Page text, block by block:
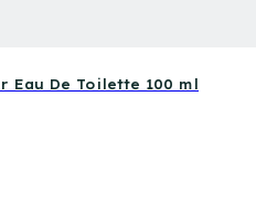
Eau De Toilette 100 ml